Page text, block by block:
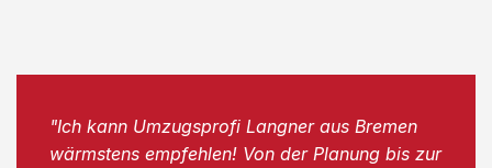
"Ich kann Umzugsprofi Langner aus Bremen
wärmstens empfehlen! Von der Planung bis zur